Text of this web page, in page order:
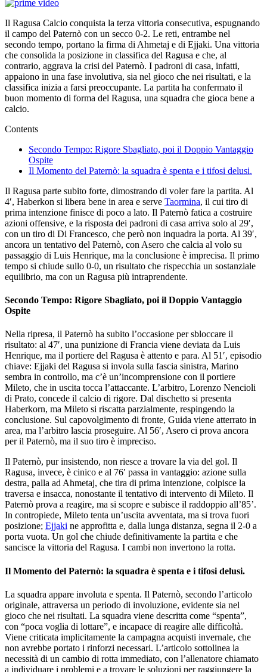
Il Ragusa Calcio conquista la terza vittoria consecutiva, espugnando
il campo del Paternò con un secco 0-2. Le reti, entrambe nel
secondo tempo, portano la firma di Ahmetaj e di Ejjaki. Una vittoria
che consolida la posizione in classifica del Ragusa e che, al
contrario, aggrava la crisi del Paternò. I padroni di casa, infatti,
appaiono in una fase involutiva, sia nel gioco che nei risultati, e la
classifica inizia a farsi preoccupante. La partita ha confermato il
buon momento di forma del Ragusa, una squadra che gioca bene a
calcio.
Contents
Secondo Tempo: Rigore Sbagliato, poi il Doppio Vantaggio
Ospite
Il Momento del Paternò: la squadra è spenta e i tifosi delusi.
Il Ragusa parte subito forte, dimostrando di voler fare la partita. Al
4′, Haberkon si libera bene in area e serve Taormina, il cui tiro di
prima intenzione finisce di poco a lato. Il Paternò fatica a costruire
azioni offensive, e la risposta dei padroni di casa arriva solo al 29′,
con un tiro di Di Francesco, che però non inquadra la porta. Al 39′,
ancora un tentativo del Paternò, con Asero che calcia al volo su
passaggio di Luis Henrique, ma la conclusione è imprecisa. Il primo
tempo si chiude sullo 0-0, un risultato che rispecchia un sostanziale
equilibrio, ma con un Ragusa più intraprendente.
Secondo Tempo: Rigore Sbagliato, poi il Doppio Vantaggio
Ospite
Nella ripresa, il Paternò ha subito l’occasione per sbloccare il
risultato: al 47′, una punizione di Francia viene deviata da Luis
Henrique, ma il portiere del Ragusa è attento e para. Al 51′, episodio
chiave: Ejjaki del Ragusa si invola sulla fascia sinistra, Marino
sembra in controllo, ma c’è un’incomprensione con il portiere
Mileto, che in uscita tocca l’attaccante. L’arbitro, Lorenzo Nencioli
di Prato, concede il calcio di rigore. Dal dischetto si presenta
Haberkorn, ma Mileto si riscatta parzialmente, respingendo la
conclusione. Sul capovolgimento di fronte, Guida viene atterrato in
area, ma l’arbitro lascia proseguire. Al 56′, Asero ci prova ancora
per il Paternò, ma il suo tiro è impreciso.
Il Paternò, pur insistendo, non riesce a trovare la via del gol. Il
Ragusa, invece, è cinico e al 76′ passa in vantaggio: azione sulla
destra, palla ad Ahmetaj, che tira di prima intenzione, colpisce la
traversa e insacca, nonostante il tentativo di intervento di Mileto. Il
Paternò prova a reagire, ma si scopre e subisce il raddoppio all’85’.
In contropiede, Mileto tenta un’uscita avventata, ma si trova fuori
posizione; Ejjaki ne approfitta e, dalla lunga distanza, segna il 2-0 a
porta vuota. Un gol che chiude definitivamente la partita e che
sancisce la vittoria del Ragusa. I cambi non invertono la rotta.
Il Momento del Paternò: la squadra è spenta e i tifosi delusi.
La squadra appare involuta e spenta. Il Paternò, secondo l’articolo
originale, attraversa un periodo di involuzione, evidente sia nel
gioco che nei risultati. La squadra viene descritta come “spenta”,
con “poca voglia di lottare”, e incapace di reagire alle difficoltà.
Viene criticata implicitamente la campagna acquisti invernale, che
non avrebbe portato i rinforzi necessari. L’articolo sottolinea la
necessità di un cambio di rotta immediato, con l’allenatore chiamato
a individuare i problemi e a trovare le soluzioni per raggiungere la